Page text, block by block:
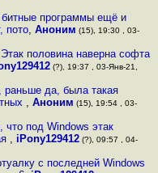
программы ещё и
пото, Аноним (15), 19:30 , 03-
половина наверна софта
(?), 19:37 , 03-Янв-21,
раньше да, была такая
, Аноним (15), 19:54 , 03-
что под Windows этак
, iPony129412 (?), 09:57 , 04-
с последней Windows